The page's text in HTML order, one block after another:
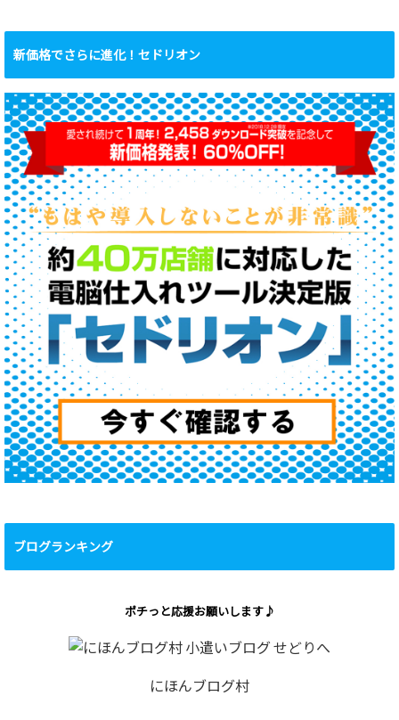
新価格でさらに進化！セドリオン
ブログランキング
ポチっと応援お願いします♪
にほんブログ村